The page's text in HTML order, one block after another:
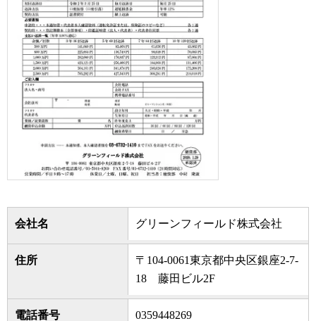
会社名 グリーンフィールド株式会社
住所
〒104-0061東京都中央区銀座2-7-
18 藤田ビル2F
電話番号 0359448269